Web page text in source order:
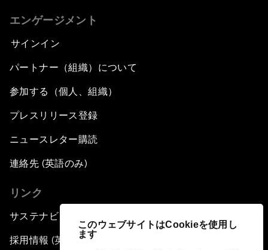
このウェブサイトはCookieを使用し
ます
エンゲージメント
サインイン
パートナー（組織）について
参加する（個人、組織）
プレスリリース登録
ニュースレター購読
連絡先 (英語のみ)
リンク
サステナビリティへの取り組み
採用情報 (英語のみ)